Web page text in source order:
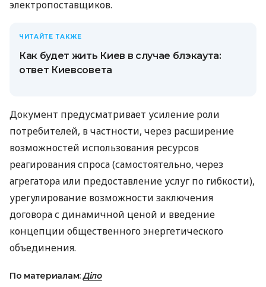
электропоставщиков.
ЧИТАЙТЕ ТАКЖЕ
Как будет жить Киев в случае блэкаута:
ответ Киевсовета
Документ предусматривает усиление роли
потребителей, в частности, через расширение
возможностей использования ресурсов
реагирования спроса (самостоятельно, через
агрегатора или предоставление услуг по гибкости),
урегулирование возможности заключения
договора с динамичной ценой и введение
концепции общественного энергетического
объединения.
По материалам:Діло